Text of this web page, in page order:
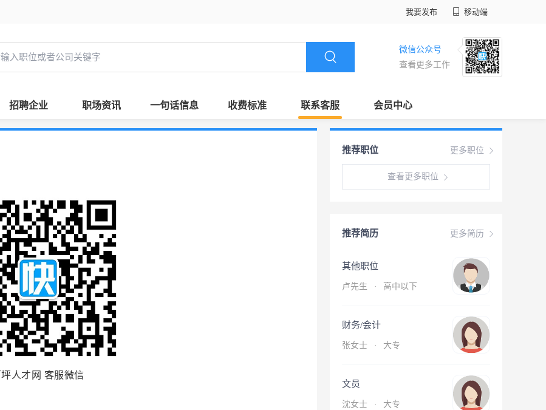
我要发布 移动端
微信公众号
查看更多工作
招聘企业 职场资讯 一句话信息 收费标准 联系客服 会员中心
人才网 客服微信
更多职位
推荐职位
查看更多职位
更多简历
推荐简历
其他职位
卢先生 · 高中以下
财务/会计
张女士 · 大专
文员
沈女士 · 大专